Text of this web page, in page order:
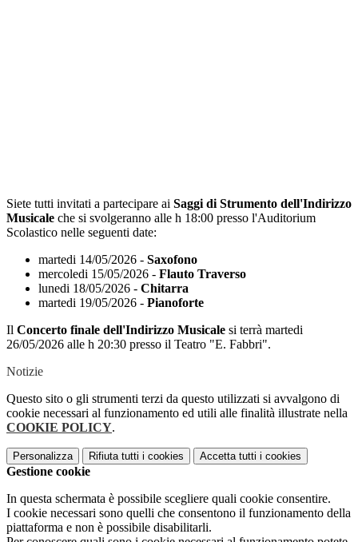
Siete tutti invitati a partecipare ai Saggi di Strumento dell'Indirizzo
Musicale che si svolgeranno alle h 18:00 presso l'Auditorium
Scolastico nelle seguenti date:
martedi 14/05/2026 - Saxofono
mercoledi 15/05/2026 - Flauto Traverso
lunedi 18/05/2026 - Chitarra
martedi 19/05/2026 - Pianoforte
Il Concerto finale dell'Indirizzo Musicale si terrà martedi
26/05/2026 alle h 20:30 presso il Teatro "E. Fabbri".
Notizie
Questo sito o gli strumenti terzi da questo utilizzati si avvalgono di
cookie necessari al funzionamento ed utili alle finalità illustrate nella
COOKIE POLICY.
Personalizza Rifiuta tutti i cookies Accetta tutti i cookies
Gestione cookie
In questa schermata è possibile scegliere quali cookie consentire.
I cookie necessari sono quelli che consentono il funzionamento della
piattaforma e non è possibile disabilitarli.